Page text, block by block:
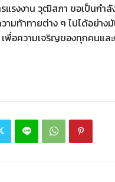
รงงาน วุฒิสภา ขอเป็นกำ
ามท้าทายต่าง ๆ ไปได้อย่า
พื่อความเจริญของทุกคนและ